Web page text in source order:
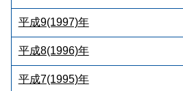
平成9(1997)年
平成8(1996)年
平成7(1995)年